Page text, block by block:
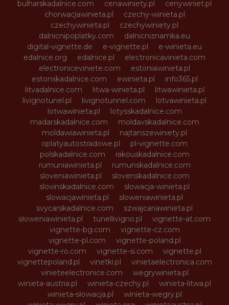
bulharskadalnice.com
cenawiniety.pl
cenywiniet.pl
chorwacjawinieta.pl
czechy-winieta.pl
czechywinieta.pl
czechywiniety.pl
dalnicnipoplatky.com
dalnicniznamka.eu
digital-vignette.de
e-vignette.pl
e-winieta.eu
edalnice.org
edalnice.pl
electronicavinieta.com
electroniceviniete.com
estoniawinieta.pl
estonskadalnice.com
ewinieta.pl
info365.pl
litvadalnice.com
litwa-winieta.pl
litwawinieta.pl
livignotunel.pl
livignotunnel.com
lotvawinieta.pl
lotwawinieta.pl
lotysskadalnice.com
madarskadalnice.com
moldavskadalnice.com
moldawiawinieta.pl
najtanszewiniety.pl
oplatyautostradowe.pl
pl-vignette.com
polskadalnice.com
rakouskadalnice.com
rumuniawinieta.pl
rumunskadalnice.com
sloveniawinieta.pl
slovenskadalnice.com
slovinskadalnice.com
slowacja-winieta.pl
slowacjawinieta.pl
sloweniawinieta.pl
svycarskadalnice.com
szwajcariawinieta.pl
słoweniawinieta.pl
tunellivigno.pl
vignette-at.com
vignette-bg.com
vignette-cz.com
vignette-pl.com
vignette-poland.pl
vignette-ro.com
vignette-si.com
vignette.pl
vignettepoland.pl
vinetki.pl
vinietaelectronica.com
vinieteelectronice.com
wegrywinieta.pl
winieta-austria.pl
winieta-czechy.pl
winieta-litwa.pl
winieta-słowacja.pl
winieta-wegry.pl